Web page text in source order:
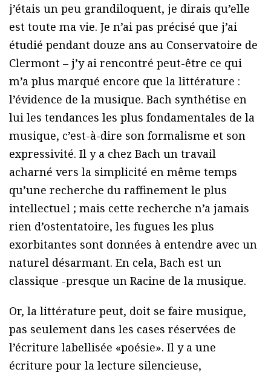
j’étais un peu grandiloquent, je dirais qu’elle
est toute ma vie. Je n’ai pas précisé que j’ai
étudié pendant douze ans au Conservatoire de
Clermont – j’y ai rencontré peut-être ce qui
m’a plus marqué encore que la littérature :
l’évidence de la musique. Bach synthétise en
lui les tendances les plus fondamentales de la
musique, c’est-à-dire son formalisme et son
expressivité. Il y a chez Bach un travail
acharné vers la simplicité en même temps
qu’une recherche du raffinement le plus
intellectuel ; mais cette recherche n’a jamais
rien d’ostentatoire, les fugues les plus
exorbitantes sont données à entendre avec un
naturel désarmant. En cela, Bach est un
classique -presque un Racine de la musique.
Or, la littérature peut, doit se faire musique,
pas seulement dans les cases réservées de
l’écriture labellisée «poésie». Il y a une
écriture pour la lecture silencieuse,